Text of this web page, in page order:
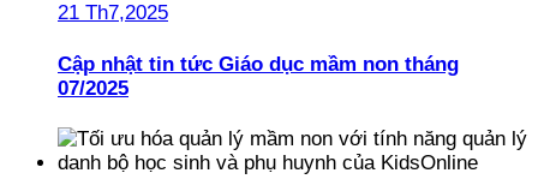
21 Th7,2025
Cập nhật tin tức Giáo dục mầm non tháng
07/2025